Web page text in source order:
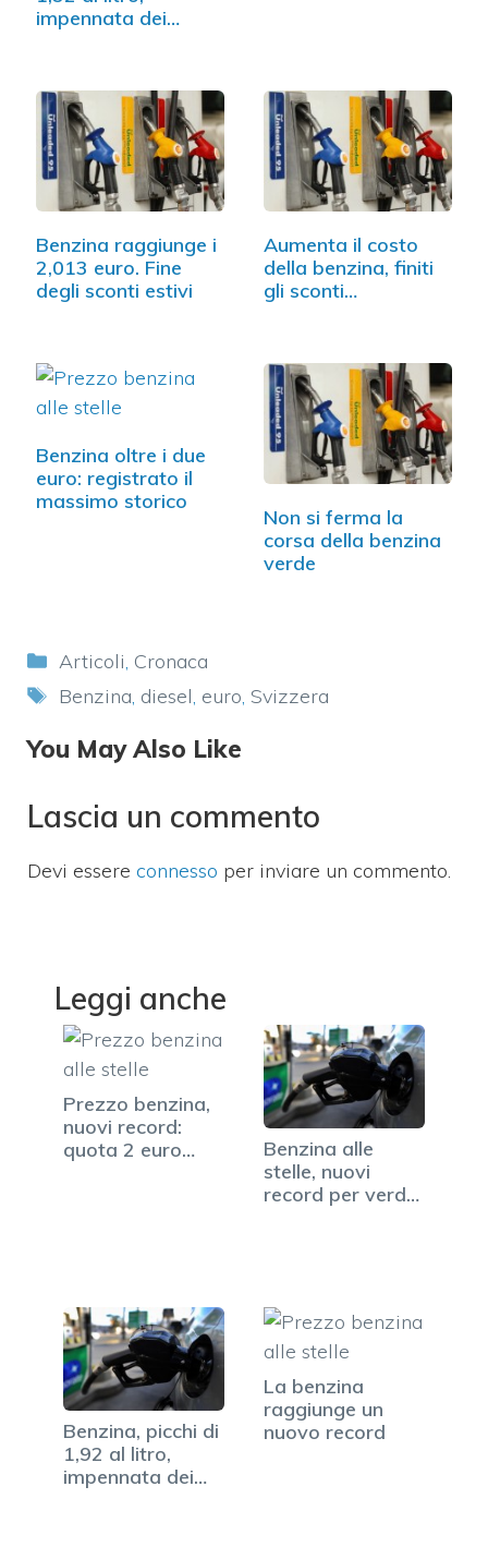
impennata dei
Benzina raggiunge i
2,013 euro. Fine
degli sconti estivi
Aumenta il costo
della benzina, finiti
gli sconti…
Benzina oltre i due
euro: registrato il
massimo storico
Non si ferma la
corsa della benzina
verde
Categorie
Articoli Cronaca
Tag
Benzina diesel euro Svizzera
You May Also Like
Lascia un commento
Devi essere connesso per inviare un commento.
Leggi anche
Prezzo benzina,
nuovi record:
quota 2 euro
Benzina alle
stelle, nuovi
record per verde
Benzina, picchi di
1,92 al litro,
impennata dei
La benzina
raggiunge un
nuovo record